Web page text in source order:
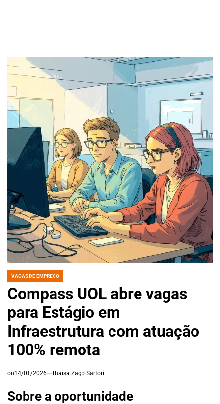
POSTED
VAGAS DE EMPREGO
Compass UOL abre vagas
para Estágio em
Infraestrutura com atuação
100% remota
on14/01/2026 Thaisa Zago Sartori
Sobre a oportunidade